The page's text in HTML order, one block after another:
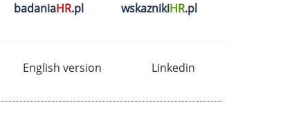
badaniaHR.pl wskaznikiHR.pl
English version Linkedin